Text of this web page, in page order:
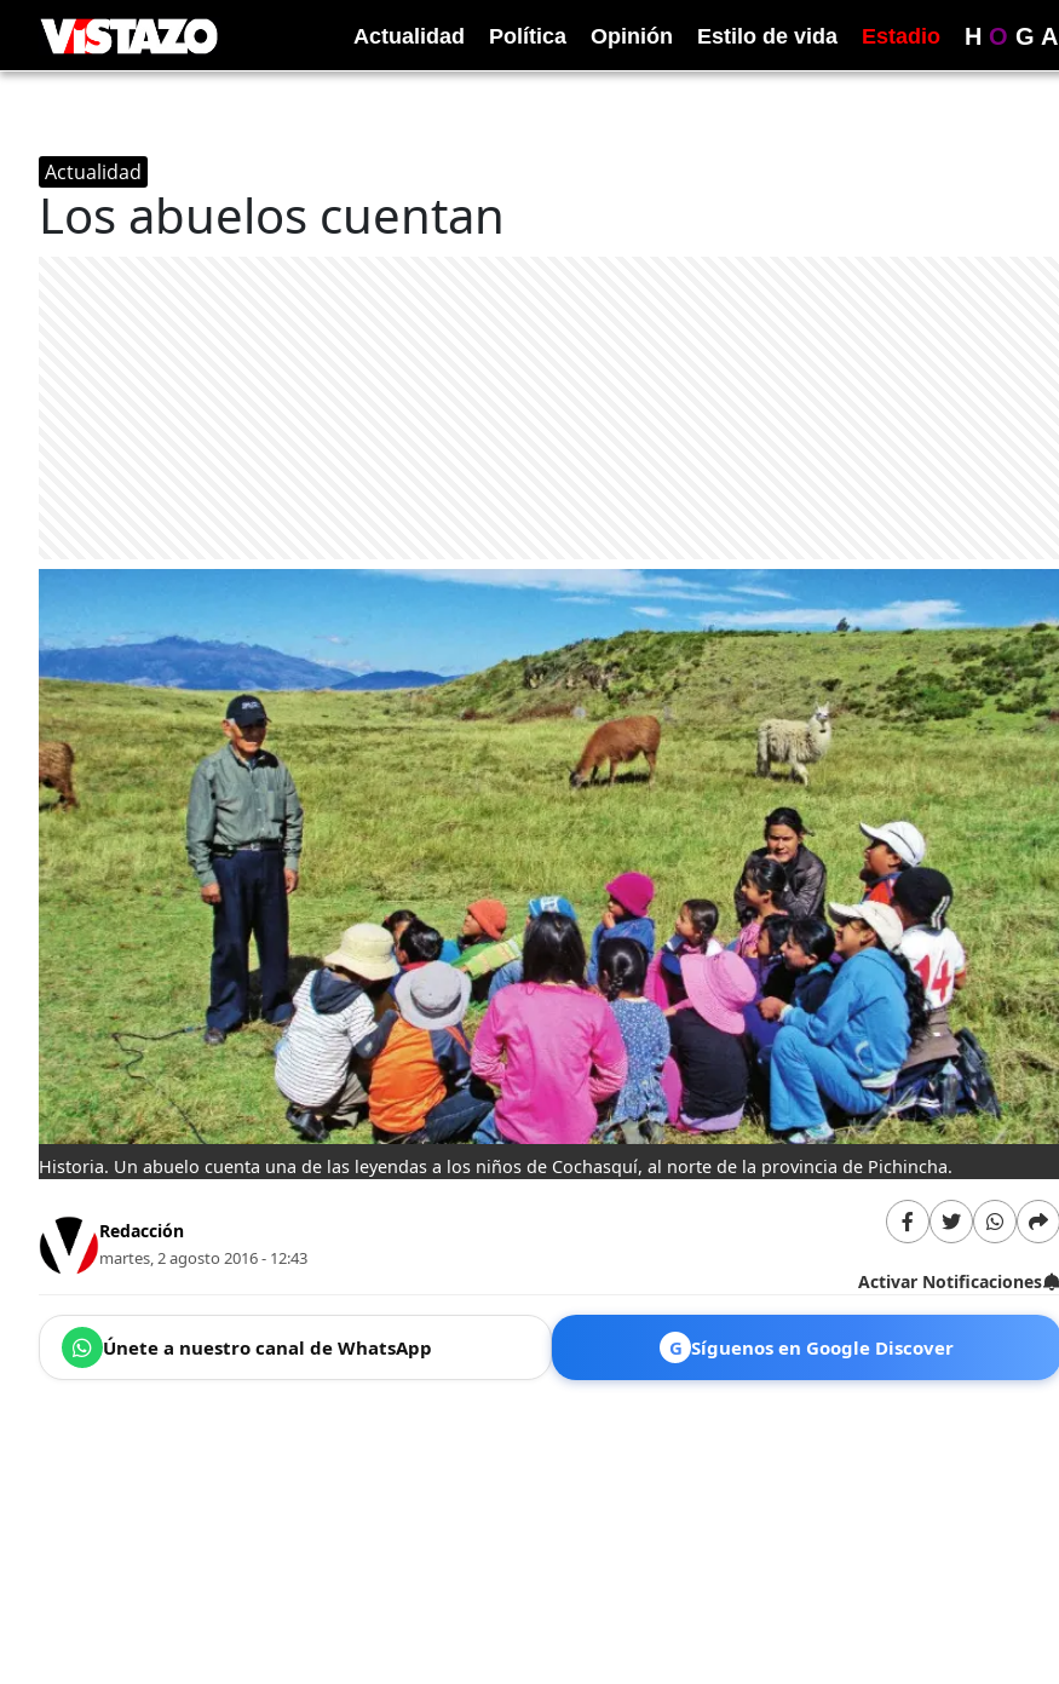
Actualidad Política Opinión Estilo de vida Estadio H O G A
Actualidad
Los abuelos cuentan
Historia. Un abuelo cuenta una de las leyendas a los niños de Cochasquí, al norte de la provincia de Pichincha.
Redacción
martes, 2 agosto 2016 - 12:43
Activar Notificaciones
Únete a nuestro canal de WhatsApp G Síguenos en Google Discover